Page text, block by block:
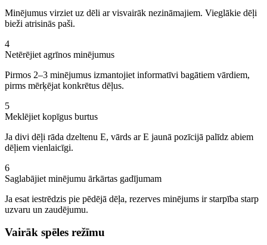
Minējumus virziet uz dēli ar visvairāk nezināmajiem. Vieglākie dēļi
bieži atrisinās paši.
4
Netērējiet agrīnos minējumus
Pirmos 2–3 minējumus izmantojiet informatīvi bagātiem vārdiem,
pirms mērķējat konkrētus dēļus.
5
Meklējiet kopīgus burtus
Ja divi dēļi rāda dzeltenu E, vārds ar E jaunā pozīcijā palīdz abiem
dēļiem vienlaicīgi.
6
Saglabājiet minējumu ārkārtas gadījumam
Ja esat iestrēdzis pie pēdējā dēļa, rezerves minējums ir starpība starp
uzvaru un zaudējumu.
Vairāk spēles režīmu